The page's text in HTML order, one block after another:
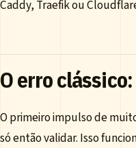
Caddy, Traefik ou
O erro
O primeiro impulso de
só então validar. Isso